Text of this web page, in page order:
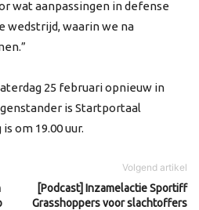
wat aanpassingen in defense
wedstrijd, waarin we na
25 februari opnieuw in
is Startportaal
om 19.00 uur.
Volgend artikel
[Podcast] Inzamelactie Sportiff
Grasshoppers voor slachtoffers